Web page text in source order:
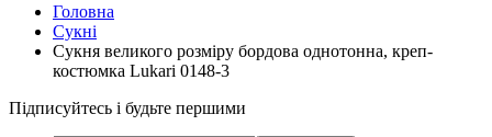
Головна
Сукні
Сукня великого розміру бордова однотонна, креп-
костюмка Lukari 0148-3
Підписуйтесь і будьте першими